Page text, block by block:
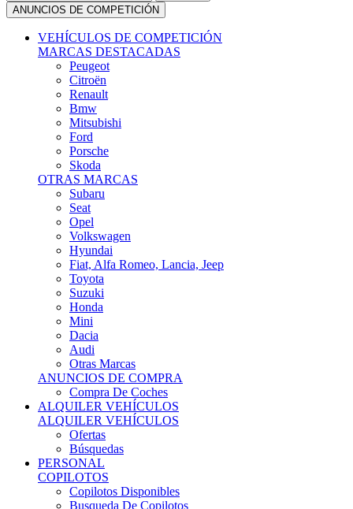
ANUNCIOS DE COMPETICIÓN
VEHÍCULOS DE COMPETICIÓN
MARCAS DESTACADAS
Peugeot
Citroën
Renault
Bmw
Mitsubishi
Ford
Porsche
Skoda
OTRAS MARCAS
Subaru
Seat
Opel
Volkswagen
Hyundai
Fiat, Alfa Romeo, Lancia, Jeep
Toyota
Suzuki
Honda
Mini
Dacia
Audi
Otras Marcas
ANUNCIOS DE COMPRA
Compra De Coches
ALQUILER VEHÍCULOS
ALQUILER VEHÍCULOS
Ofertas
Búsquedas
PERSONAL
COPILOTOS
Copilotos Disponibles
Busqueda De Copilotos